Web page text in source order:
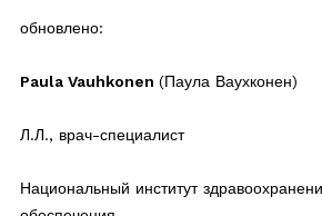
обновлено:
Paula Vauhkonen (Паула Ваухконен)
Л.Л., врач-специалист
Национальный институт